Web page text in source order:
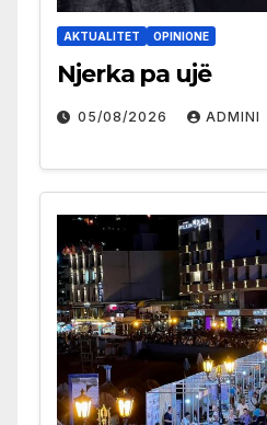
AKTUALITET OPINIONE
Njerka pa ujë
05/08/2026 ADMINI